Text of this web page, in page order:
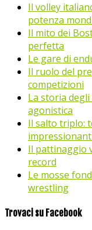
Il volley
potenza
Il mito dei
perfetta
Le gare di
Il ruolo del
competizioni
La storia degli
agonistica
Il salto triplo:
Il pattinaggio
record
Le mosse
wrestling
Trovaci su Facebook